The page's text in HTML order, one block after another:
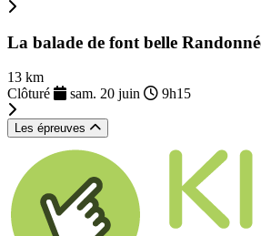
La balade de font belle
13 km
Clôturé
sam. 20 juin 9h15
Les épreuves